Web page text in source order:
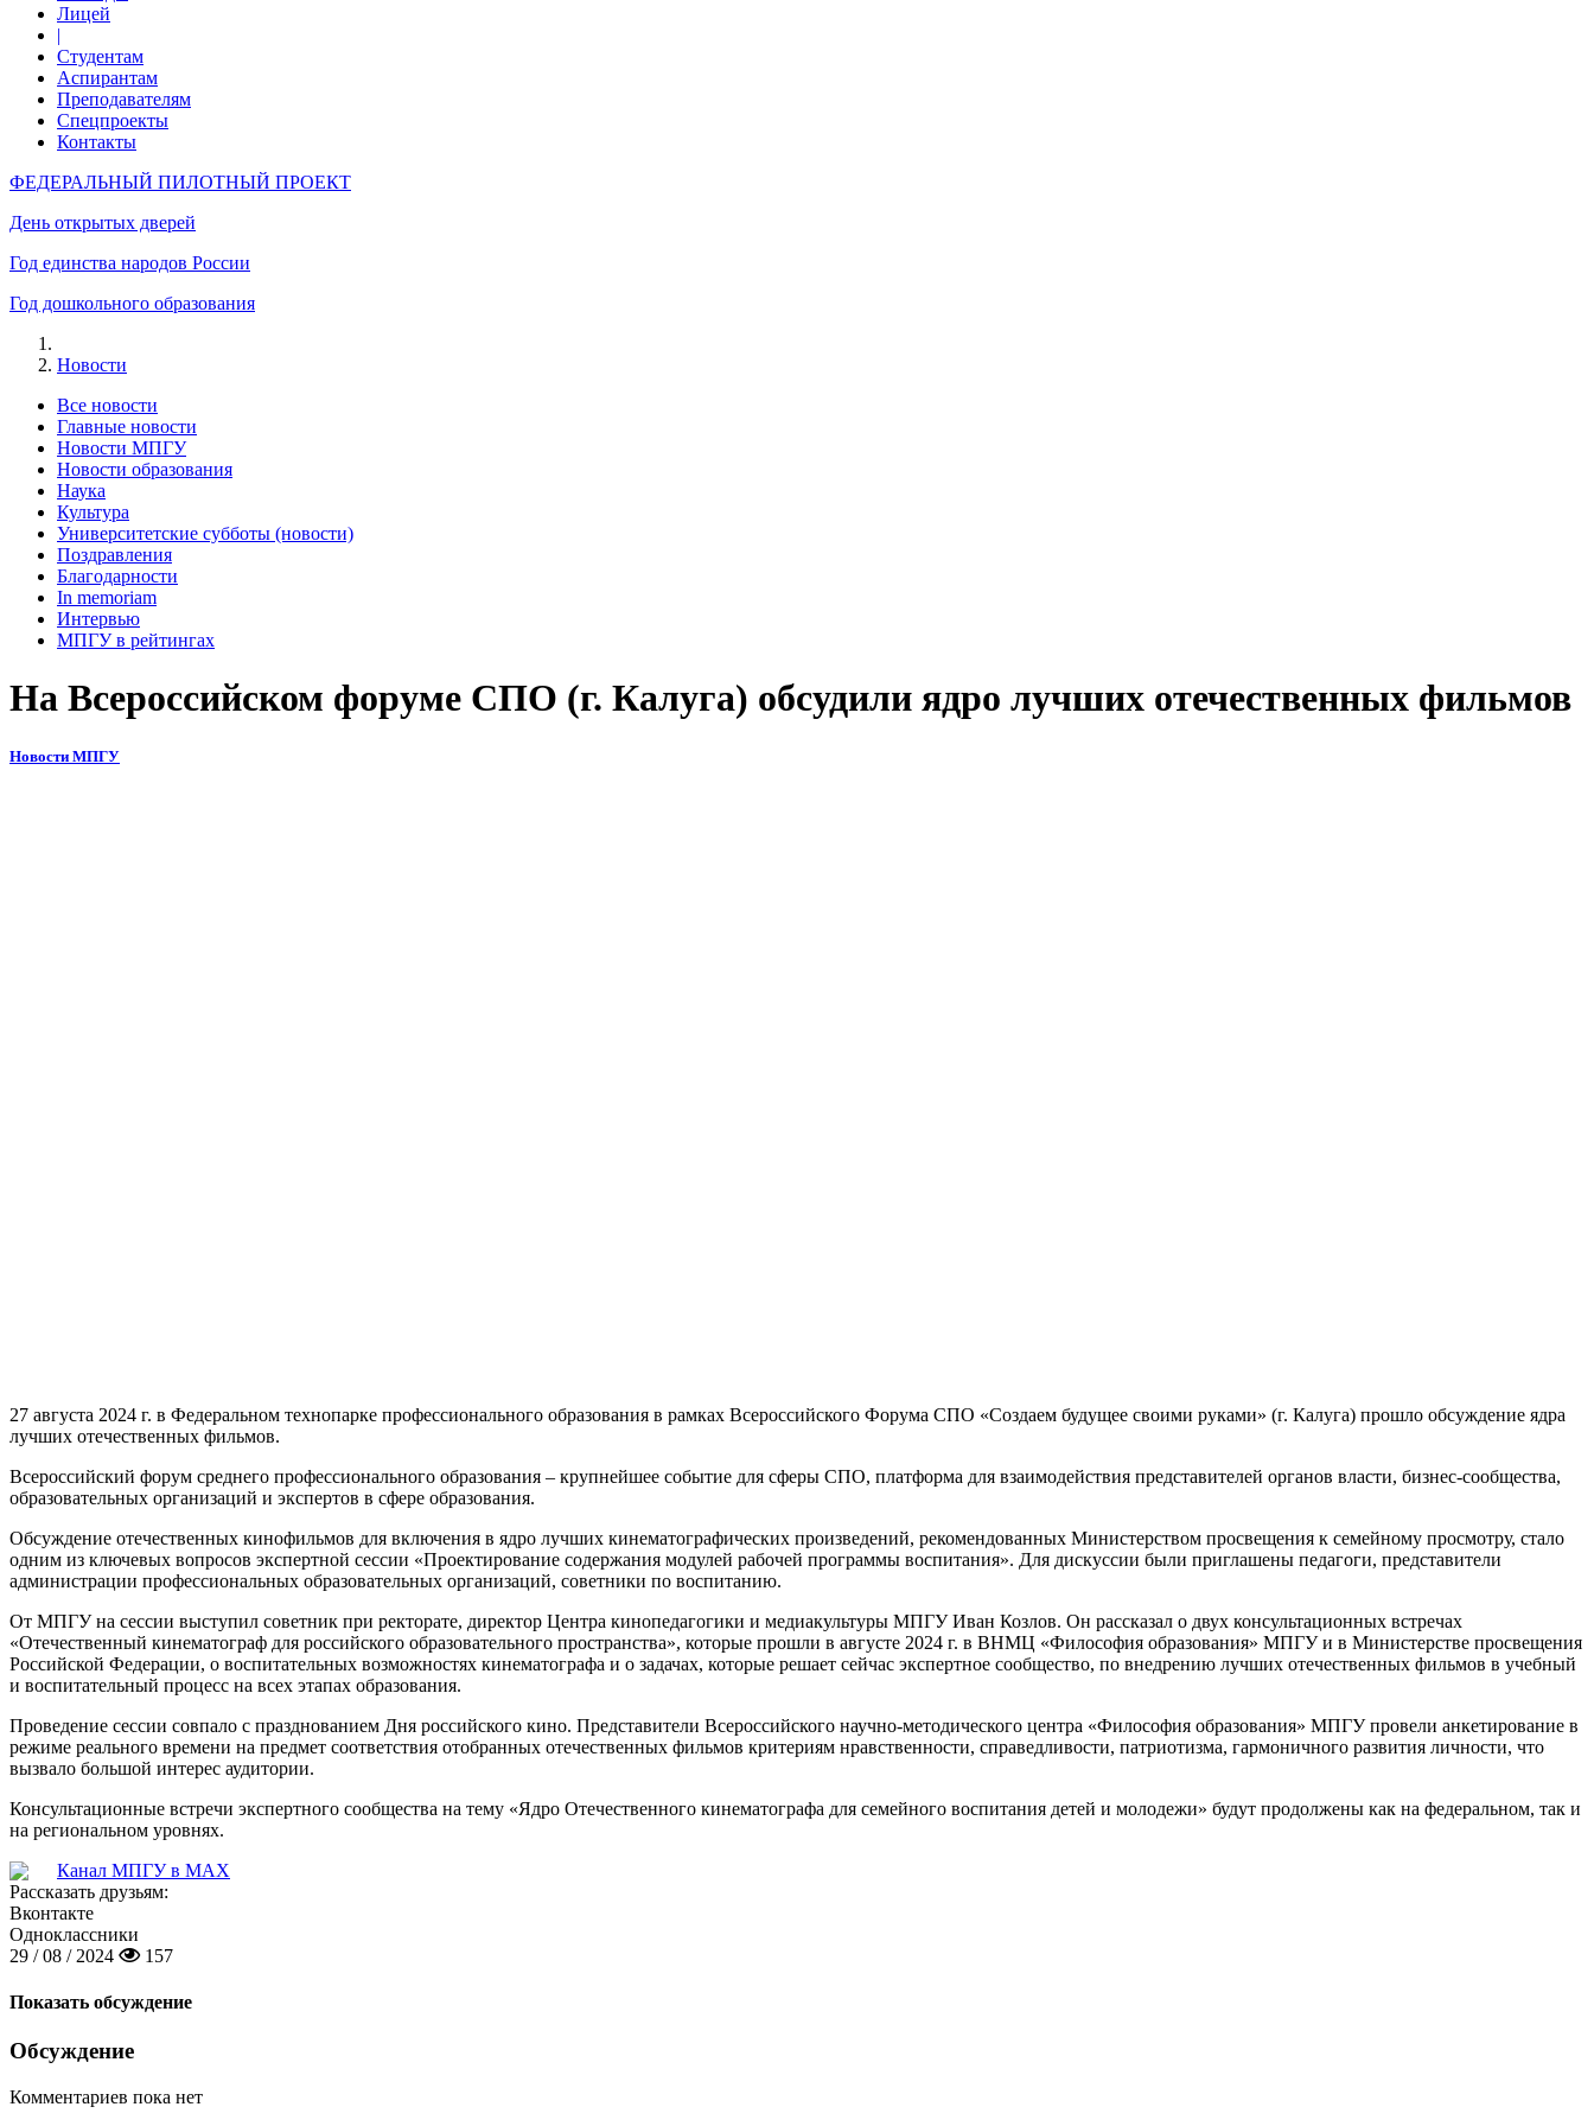
Лицей
|
Студентам
Аспирантам
Преподавателям
Спецпроекты
Контакты
ФЕДЕРАЛЬНЫЙ ПИЛОТНЫЙ ПРОЕКТ
День открытых дверей
Год единства народов России
Год дошкольного образования
Новости
Все новости
Главные новости
Новости МПГУ
Новости образования
Наука
Культура
Университетские субботы (новости)
Поздравления
Благодарности
In memoriam
Интервью
МПГУ в рейтингах
На Всероссийском форуме СПО (г. Калуга) обсудили ядро лучших отечественных фильмов
Новости МПГУ
27 августа 2024 г. в Федеральном технопарке профессионального образования в рамках Всероссийского Форума СПО «Создаем будущее своими руками» (г. Калуга) прошло обсуждение ядра
лучших отечественных фильмов.
Всероссийский форум среднего профессионального образования – крупнейшее событие для сферы СПО, платформа для взаимодействия представителей органов власти, бизнес-сообщества,
образовательных организаций и экспертов в сфере образования.
Обсуждение отечественных кинофильмов для включения в ядро лучших кинематографических произведений, рекомендованных Министерством просвещения к семейному просмотру, стало
одним из ключевых вопросов экспертной сессии «Проектирование содержания модулей рабочей программы воспитания». Для дискуссии были приглашены педагоги, представители
администрации профессиональных образовательных организаций, советники по воспитанию.
От МПГУ на сессии выступил советник при ректорате, директор Центра кинопедагогики и медиакультуры МПГУ Иван Козлов. Он рассказал о двух консультационных встречах
«Отечественный кинематограф для российского образовательного пространства», которые прошли в августе 2024 г. в ВНМЦ «Философия образования» МПГУ и в Министерстве просвещения
Российской Федерации, о воспитательных возможностях кинематографа и о задачах, которые решает сейчас экспертное сообщество, по внедрению лучших отечественных фильмов в учебный
и воспитательный процесс на всех этапах образования.
Проведение сессии совпало с празднованием Дня российского кино. Представители Всероссийского научно-методического центра «Философия образования» МПГУ провели анкетирование в
режиме реального времени на предмет соответствия отобранных отечественных фильмов критериям нравственности, справедливости, патриотизма, гармоничного развития личности, что
вызвало большой интерес аудитории.
Консультационные встречи экспертного сообщества на тему «Ядро Отечественного кинематографа для семейного воспитания детей и молодежи» будут продолжены как на федеральном, так и
на региональном уровнях.
Канал МПГУ в MAX
Рассказать друзьям:
Вконтакте
Одноклассники
29 / 08 / 2024
157
Показать обсуждение
Обсуждение
Комментариев пока нет